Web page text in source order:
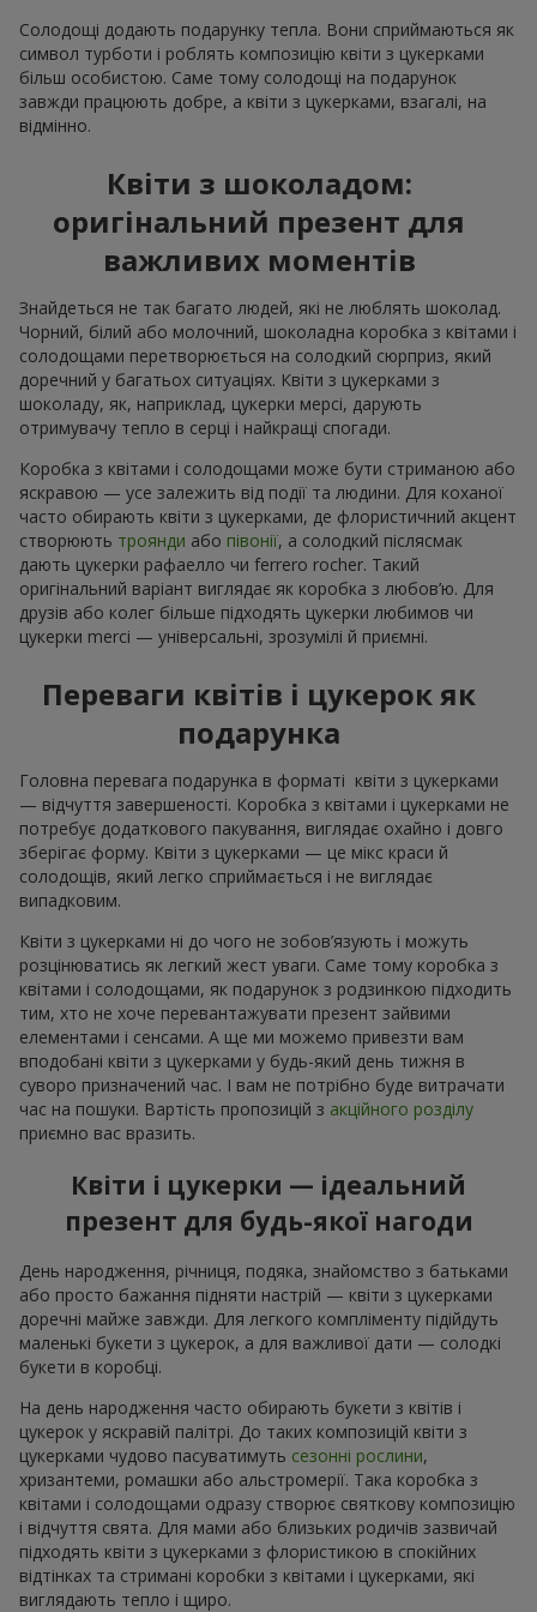
Солодощі додають подарунку тепла. Вони сприймаються як
символ турботи і роблять композицію квіти з цукерками
більш особистою. Саме тому солодощі на подарунок
завжди працюють добре, а квіти з цукерками, взагалі, на
відмінно.
Квіти з шоколадом:
оригінальний презент для
важливих моментів
Знайдеться не так багато людей, які не люблять шоколад.
Чорний, білий або молочний, шоколадна коробка з квітами і
солодощами перетворюється на солодкий сюрприз, який
доречний у багатьох ситуаціях. Квіти з цукерками з
шоколаду, як, наприклад, цукерки мерсі, дарують
отримувачу тепло в серці і найкращі спогади.
Коробка з квітами і солодощами може бути стриманою або
яскравою — усе залежить від події та людини. Для коханої
часто обирають квіти з цукерками, де флористичний акцент
створюють троянди або півонії, а солодкий післясмак
дають цукерки рафаелло чи ferrero rocher. Такий
оригінальний варіант виглядає як коробка з любов’ю. Для
друзів або колег більше підходять цукерки любимов чи
цукерки merci — універсальні, зрозумілі й приємні.
Переваги квітів і цукерок як
подарунка
Головна перевага подарунка в форматі квіти з цукерками
— відчуття завершеності. Коробка з квітами і цукерками не
потребує додаткового пакування, виглядає охайно і довго
зберігає форму. Квіти з цукерками — це мікс краси й
солодощів, який легко сприймається і не виглядає
випадковим.
Квіти з цукерками ні до чого не зобов’язують і можуть
розцінюватись як легкий жест уваги. Саме тому коробка з
квітами і солодощами, як подарунок з родзинкою підходить
тим, хто не хоче перевантажувати презент зайвими
елементами і сенсами. А ще ми можемо привезти вам
вподобані квіти з цукерками у будь-який день тижня в
суворо призначений час. І вам не потрібно буде витрачати
час на пошуки. Вартість пропозицій з акційного розділу
приємно вас вразить.
Квіти і цукерки — ідеальний
презент для будь-якої нагоди
День народження, річниця, подяка, знайомство з батьками
або просто бажання підняти настрій — квіти з цукерками
доречні майже завжди. Для легкого компліменту підійдуть
маленькі букети з цукерок, а для важливої дати — солодкі
букети в коробці.
На день народження часто обирають букети з квітів і
цукерок у яскравій палітрі. До таких композицій квіти з
цукерками чудово пасуватимуть сезонні рослини,
хризантеми, ромашки або альстромерії. Така коробка з
квітами і солодощами одразу створює святкову композицію
і відчуття свята. Для мами або близьких родичів зазвичай
підходять квіти з цукерками з флористикою в спокійних
відтінках та стримані коробки з квітами і цукерками, які
виглядають тепло і щиро.